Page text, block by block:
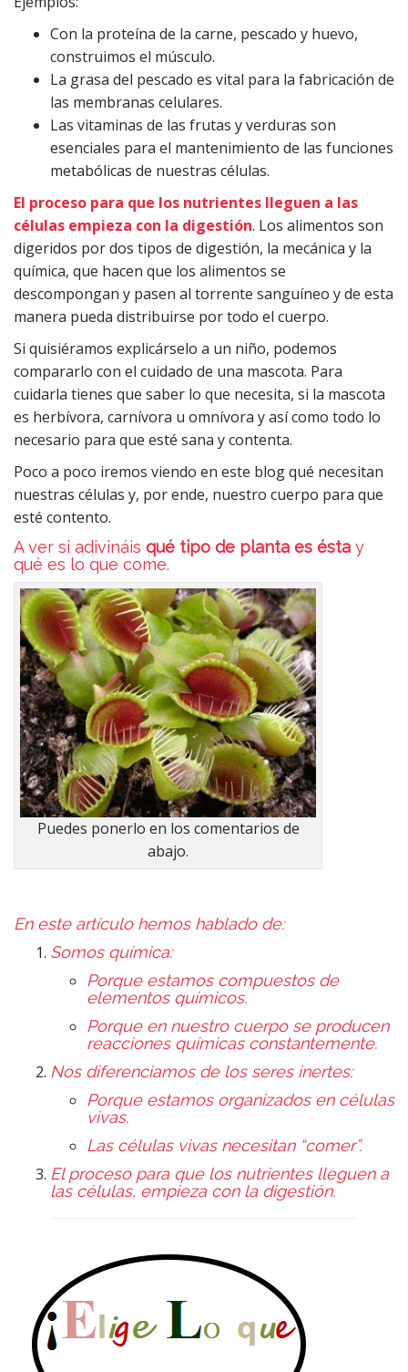
Con la proteína de la carne, pescado y huevo,
construimos el músculo.
La grasa del pescado es vital para la fabricación de
las membranas celulares.
Las vitaminas de las frutas y verduras son
esenciales para el mantenimiento de las funciones
metabólicas de nuestras células.
El proceso para que los nutrientes lleguen a las
células empieza con la digestión. Los alimentos son
digeridos por dos tipos de digestión, la mecánica y la
química, que hacen que los alimentos se
descompongan y pasen al torrente sanguíneo y de esta
manera pueda distribuirse por todo el cuerpo.
Si quisiéramos explicárselo a un niño, podemos
compararlo con el cuidado de una mascota. Para
cuidarla tienes que saber lo que necesita, si la mascota
es herbívora, carnívora u omnívora y así como todo lo
necesario para que esté sana y contenta.
Poco a poco iremos viendo en este blog qué necesitan
nuestras células y, por ende, nuestro cuerpo para que
esté contento.
A ver si adivináis qué tipo de planta es ésta y
qué es lo que come.
Puedes ponerlo en los comentarios de
abajo.
En este artículo hemos hablado de:
Somos química:
Porque estamos compuestos de
elementos químicos.
Porque en nuestro cuerpo se producen
reacciones químicas constantemente.
Nos diferenciamos de los seres inertes:
Porque estamos organizados en células
vivas.
Las células vivas necesitan “comer”.
El proceso para que los nutrientes lleguen a
las células, empieza con la digestión.